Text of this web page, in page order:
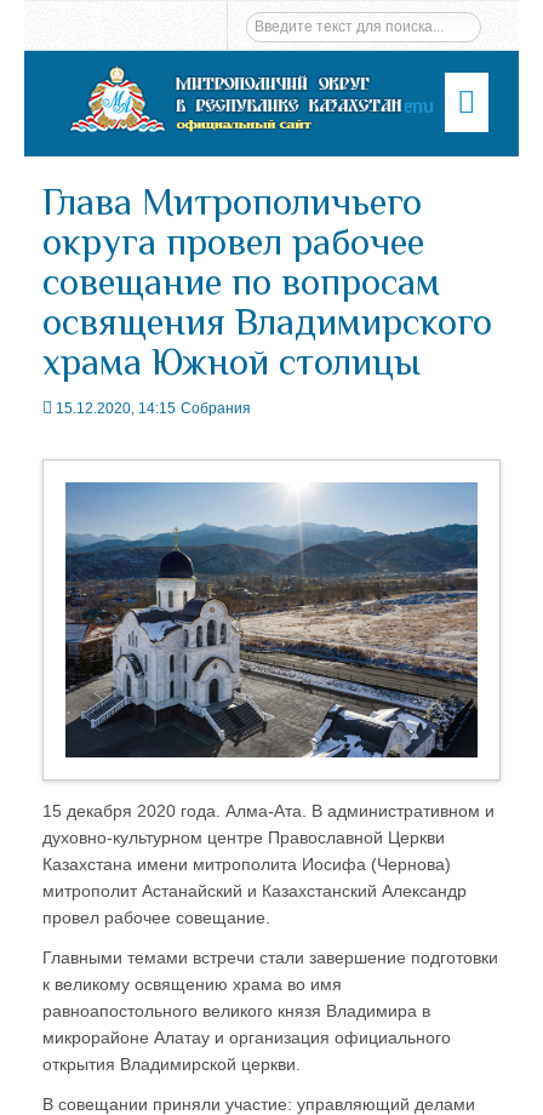
Menu
Глава Митрополичьего
округа провел рабочее
совещание по вопросам
освящения Владимирского
храма Южной столицы
15.12.2020, 14:15 Собрания
15 декабря 2020 года. Алма-Ата. В административном и
духовно-культурном центре Православной Церкви
Казахстана имени митрополита Иосифа (Чернова)
митрополит Астанайский и Казахстанский Александр
провел рабочее совещание.
Главными темами встречи стали завершение подготовки
к великому освящению храма во имя
равноапостольного великого князя Владимира в
микрорайоне Алатау и организация официального
открытия Владимирской церкви.
В совещании приняли участие: управляющий делами